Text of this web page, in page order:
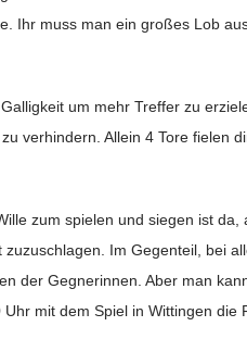
Ihr muss man ein großes Lob
um mehr Treffer zu
verhindern. Allein 4 Tore fielen
zum spielen und siegen ist
Im Gegenteil, bei
der Gegnerinnen. Aber man
mit dem Spiel in Wittingen die